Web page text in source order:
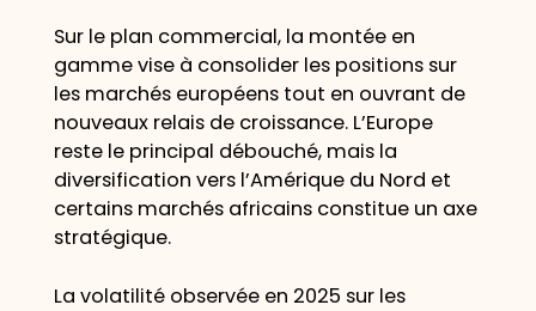
Sur le plan commercial, la montée en
gamme vise à consolider les positions sur
les marchés européens tout en ouvrant de
nouveaux relais de croissance. L’Europe
reste le principal débouché, mais la
diversification vers l’Amérique du Nord et
certains marchés africains constitue un axe
stratégique.
La volatilité observée en 2025 sur les